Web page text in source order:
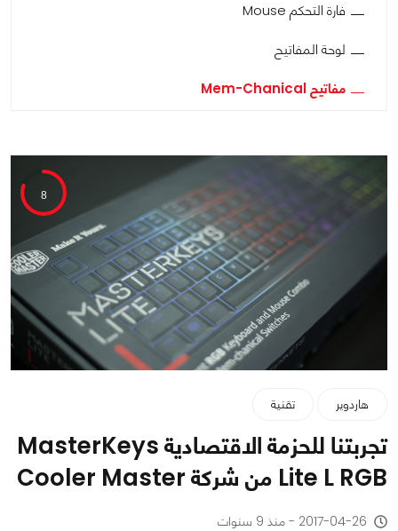
فارة التحكم Mouse
لوحة المفاتيح
مفاتيح Mem-Chanical
8
هاردوير تقنية
تجربتنا للحزمة الاقتصادية MasterKeys
Lite L RGB من شركة Cooler Master
2017-04-26 - منذ 9 سنوات